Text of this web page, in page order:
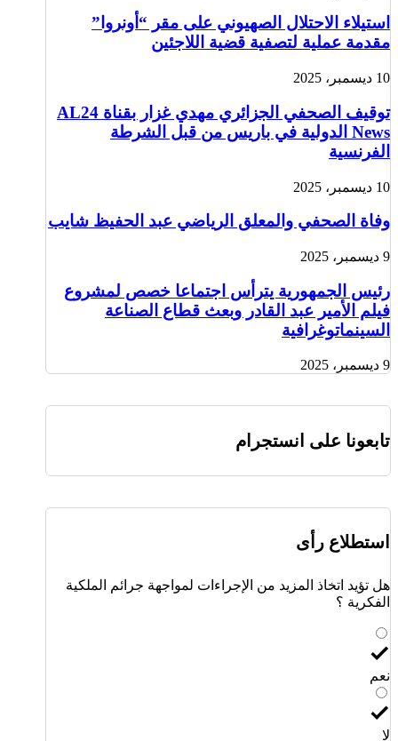
استيلاء الاحتلال الصهيوني على مقر “أونروا”
مقدمة عملية لتصفية قضية اللاجئين
10 ديسمبر، 2025
توقيف الصحفي الجزائري مهدي غزار بقناة AL24
News الدولية في باريس من قبل الشرطة
الفرنسية
10 ديسمبر، 2025
وفاة الصحفي والمعلق الرياضي عبد الحفيظ شايب
9 ديسمبر، 2025
رئيس الجمهورية يترأس اجتماعا خصص لمشروع
فيلم الأمير عبد القادر وبعث قطاع الصناعة
السينماتوغرافية
9 ديسمبر، 2025
تابعونا على انستجرام
استطلاع رأى
هل تؤيد اتخاذ المزيد من الإجراءات لمواجهة جرائم الملكية
الفكرية ؟
نعم
لا